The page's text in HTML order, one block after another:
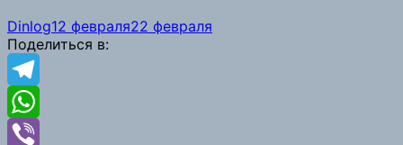
Dinlog12 февраля22 февраля
Поделиться в:
Telegram
WhatsApp